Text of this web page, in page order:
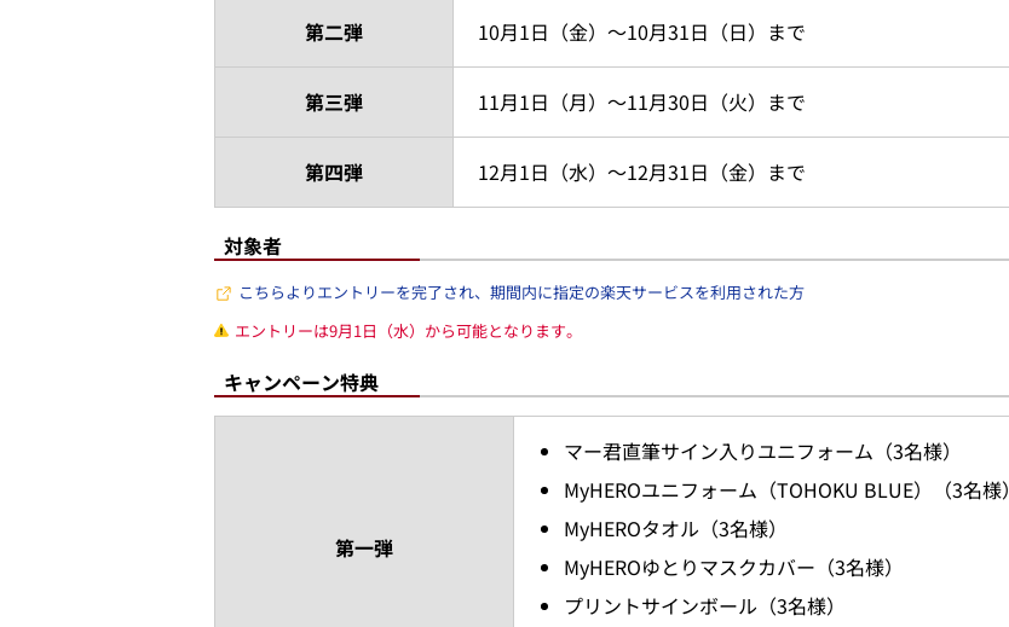
第二弾 10月1日（金）～10月31日（日）まで
第三弾 11月1日（月）～11月30日（火）まで
第四弾 12月1日（水）～12月31日（金）まで
対象者
こちらよりエントリーを完了され、期間内に指定の楽天サービスを利用された方
エントリーは9月1日（水）から可能となります。
キャンペーン特典
第一弾
マー君直筆サイン入りユニフォーム（3名様）
MyHEROユニフォーム（TOHOKU BLUE）（3名様）
MyHEROタオル（3名様）
MyHEROゆとりマスクカバー（3名様）
プリントサインボール（3名様）